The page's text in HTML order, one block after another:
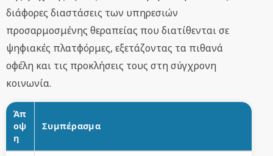
διάφορες διαστάσεις των υπηρεσιών
προσαρμοσμένης θεραπείας που διατίθενται σε
ψηφιακές πλατφόρμες, εξετάζοντας τα πιθανά
οφέλη και τις προκλήσεις τους στη σύγχρονη
κοινωνία.
Άπ
οψ
η
Συμπέρασμα